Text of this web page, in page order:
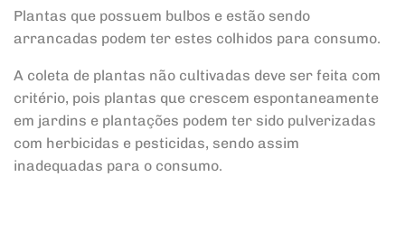
Plantas que possuem bulbos e estão sendo
arrancadas podem ter estes colhidos para consumo.
A coleta de plantas não cultivadas deve ser feita com
critério, pois plantas que crescem espontaneamente
em jardins e plantações podem ter sido pulverizadas
com herbicidas e pesticidas, sendo assim
inadequadas para o consumo.